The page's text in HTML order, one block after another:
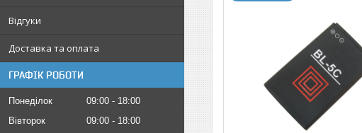
Відгуки
Доставка та оплата
ГРАФІК РОБОТИ
Понеділок 09:00
18:00
Вівторок
09:00
18:00